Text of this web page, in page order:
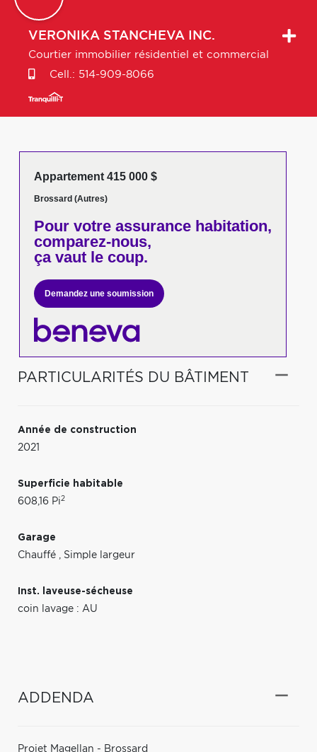
VERONIKA STANCHEVA INC.
Courtier immobilier résidentiel et commercial
Cell.: 514-909-8066
Appartement 415 000 $
Brossard (Autres)
Pour votreassurance habitation,
comparez-nous,
ça vaut le coup.
Demandez une soumission
PARTICULARITÉS DU BÂTIMENT
Année de construction
2021
Superficie habitable
608,16 Pi2
Garage
Chauffé , Simple largeur
Inst. laveuse-sécheuse
coin lavage : AU
ADDENDA
Projet Magellan - Brossard